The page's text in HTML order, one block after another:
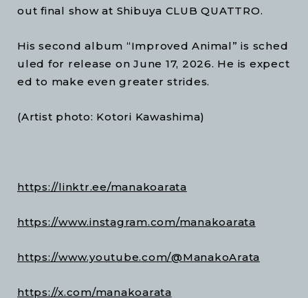
out final show at Shibuya CLUB QUATTRO.
His second album “Improved Animal” is sched
uled for release on June 17, 2026. He is expect
ed to make even greater strides.
(Artist photo: Kotori Kawashima)
https://linktr.ee/manakoarata
https://www.instagram.com/manakoarata
https://www.youtube.com/@ManakoArata
https://x.com/manakoarata